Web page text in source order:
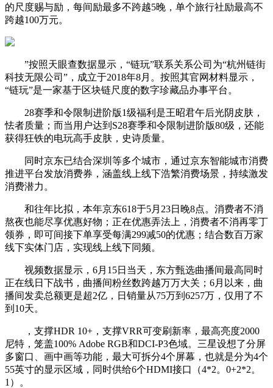
的尺度赐与励，每间励最多不跨越5晚，单个旅行社励最高不
跨越100万元。
”按照天眼查数据显示，“链玩”联系关系公司为“杭州链街
科技无限公司”，成立于2018年8月。按照其官网材料显示，
“链玩”是一家基于区块链尺度的数字珍藏品办事平台。
28赛季和令限制进阶版1级福利是王昭君午后光阴皮肤，
怯者质量；而当用户达到S28赛季和令限制进阶版80级，还能
获得狂铁的电玩高手皮肤，史诗质量。
同时京东已结合深圳等多个城市，通过京东智能城市消费
推进平台发放消费券，涵盖线上线下浩繁消费场景，持续激发
消费潜力。
和往年比拟，本年京东618于5月23日晚8点。消费者不消
熬夜也能尽享优惠好物；正在优惠弄法上，消费者不消再零丁
领券，即可间接下单享受每满299减50的优惠；结合数百万家
线下实体门店，实现线上线下同频。
视频数据显示，6月15日当天，东方甄选曲播间最高同时
正在线日下战书，曲播间粉丝数跨越万万大关；6月以来，曲
播间发卖总额更是超2亿，日销量从75万到6257万，仅用了不
到10天。
，支撑HDR 10+，支撑VRR可变刷新率，最高亮度2000
尼特，笼盖100% Adobe RGB和DCI-P3色域。三星设想了分屏
多窗口、画中画等功能，最大可拆分4个屏幕，也就是分为4个
55英寸的显示区域，同时供给6个HDMI接口（4*2。0+2*2。
1）。